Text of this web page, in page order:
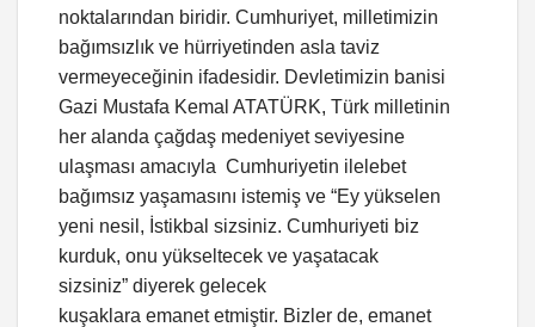
noktalarından biridir. Cumhuriyet, milletimizin
bağımsızlık ve hürriyetinden asla taviz
vermeyeceğinin ifadesidir. Devletimizin banisi
Gazi Mustafa Kemal ATATÜRK, Türk milletinin
her alanda çağdaş medeniyet seviyesine
ulaşması amacıyla Cumhuriyetin ilelebet
bağımsız yaşamasını istemiş ve “Ey yükselen
yeni nesil, İstikbal sizsiniz. Cumhuriyeti biz
kurduk, onu yükseltecek ve yaşatacak
sizsiniz” diyerek gelecek
kuşaklara emanet etmiştir. Bizler de, emanet